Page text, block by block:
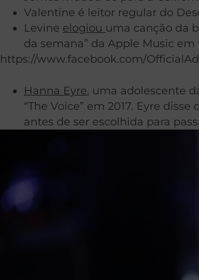
Valentine é leitor regular do
Levine elogiou uma canção da
da semana” da Apple Music
https://www.facebook.com/
Hanna Eyre, uma adolescente
“The Voice” em 2017. Eyre
antes de ser escolhida para